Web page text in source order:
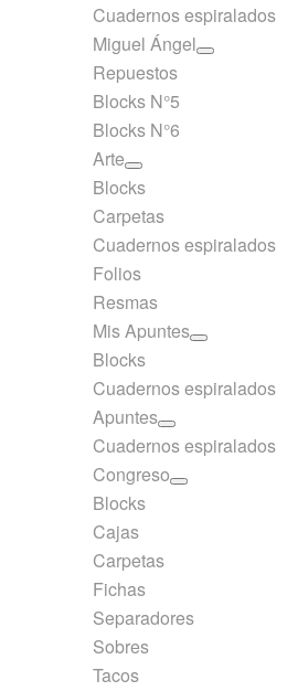
Cuadernos espiralados
Miguel Ángel
Repuestos
Blocks N°5
Blocks N°6
Arte
Blocks
Carpetas
Cuadernos espiralados
Folios
Resmas
Mis Apuntes
Blocks
Cuadernos espiralados
Apuntes
Cuadernos espiralados
Congreso
Blocks
Cajas
Carpetas
Fichas
Separadores
Sobres
Tacos